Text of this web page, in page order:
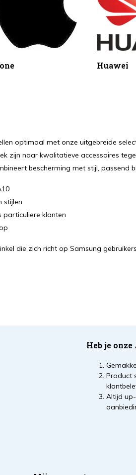
Huawei
optimaal met onze uitgebreide
zijn naar kwalitatieve accessoires
bescherming met stijl, passend
stijlen
particuliere klanten
die zich richt op Samsung
Heb je onze
Product
Altijd